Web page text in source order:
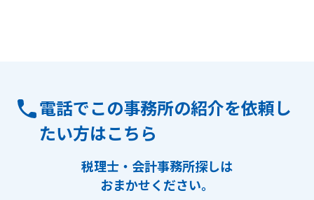
電話でこの事務所の紹介を依頼し
たい方はこちら
税理士・会計事務所探しは
おまかせください。